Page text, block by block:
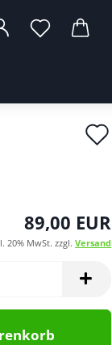
89,00 EUR
20% MwSt. zzgl. Versand